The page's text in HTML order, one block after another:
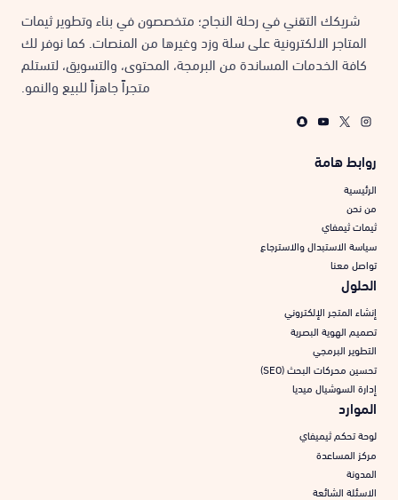
شريكك التقني في رحلة النجاح؛ متخصصون في بناء وتطوير ثيمات
المتاجر الالكترونية على سلة وزد وغيرها من المنصات. كما نوفر لك
كافة الخدمات المساندة من البرمجة، المحتوى، والتسويق، لتستلم
متجراً جاهزاً للبيع والنمو.
روابط هامة
الرئيسية
من نحن
ثيمات ثيمفاي
سياسة الاستبدال والاسترجاع
تواصل معنا
الحلول
إنشاء المتجر الإلكتروني
تصميم الهوية البصرية
التطوير البرمجي
تحسين محركات البحث (SEO)
إدارة السوشيال ميديا
الموارد
لوحة تحكم ثيميفاي
مركز المساعدة
المدونة
الاسئلة الشائعة